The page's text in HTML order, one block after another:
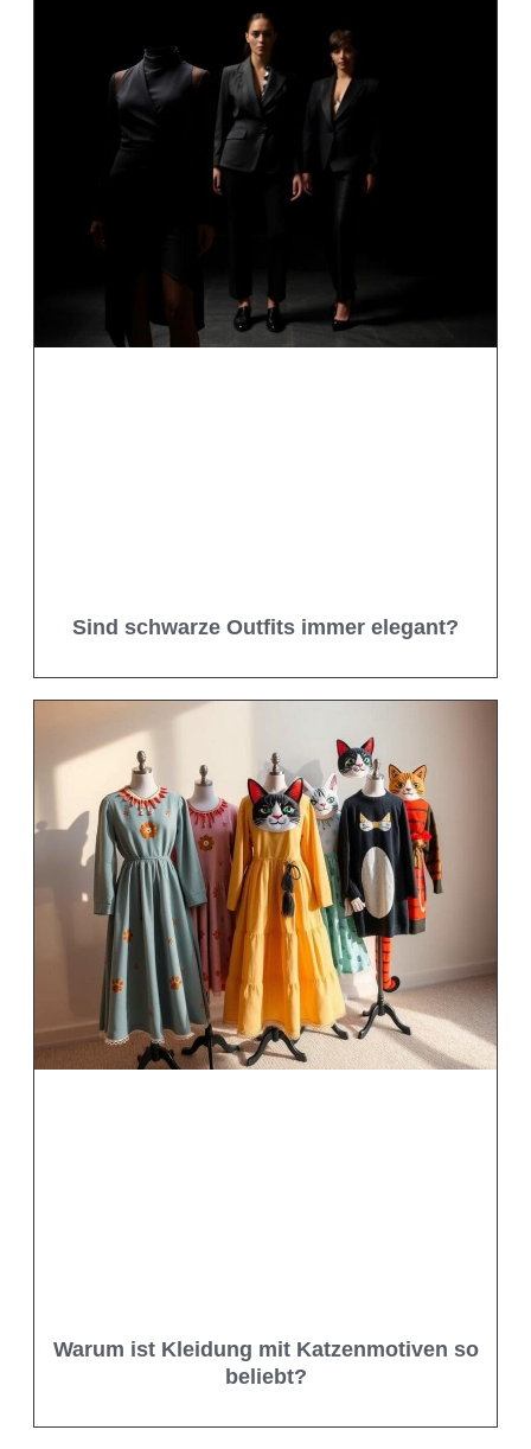
Sind schwarze Outfits immer elegant?
Warum ist Kleidung mit Katzenmotiven so
beliebt?